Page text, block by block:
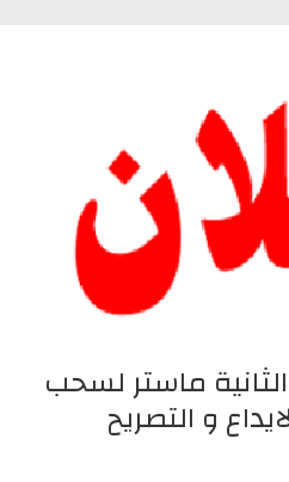
ماستر لسحب
و التصريح